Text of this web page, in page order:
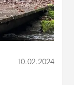
10.02.2024